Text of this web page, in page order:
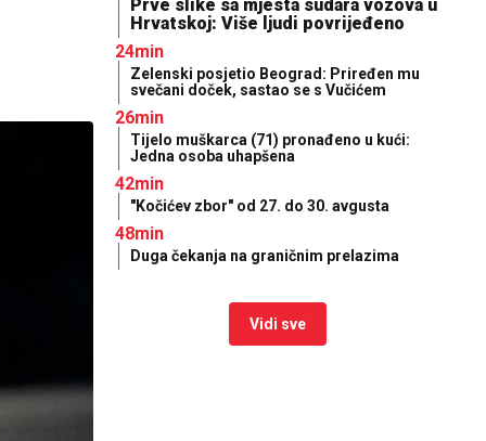
Prve slike sa mjesta sudara vozova u
Hrvatskoj: Više ljudi povrijeđeno
24min
Zelenski posjetio Beograd: Priređen mu
svečani doček, sastao se s Vučićem
26min
Tijelo muškarca (71) pronađeno u kući:
Jedna osoba uhapšena
42min
"Kočićev zbor" od 27. do 30. avgusta
48min
Duga čekanja na graničnim prelazima
Vidi sve